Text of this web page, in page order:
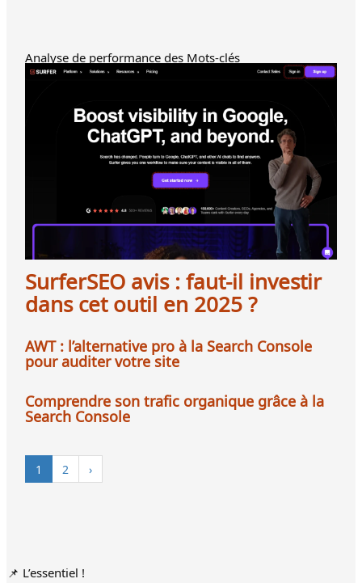
Analyse de performance des Mots-clés
SurferSEO avis : faut-il investir
dans cet outil en 2025 ?
AWT : l’alternative pro à la Search Console
pour auditer votre site
Comprendre son trafic organique grâce à la
Search Console
1 2 ›
📌 L’essentiel !